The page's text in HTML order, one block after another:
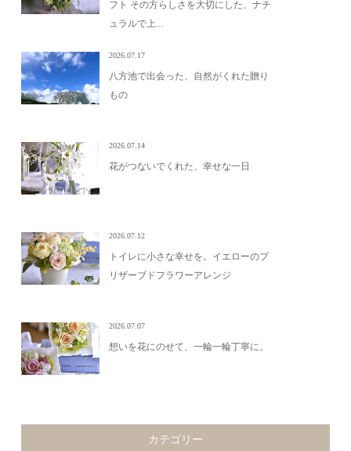
フト その方らしさを大切にした、ナチ
ュラルで上...
2026.07.17
八方池で出会った、自然がくれた贈り
もの
2026.07.14
花がつないでくれた、幸せな一日
2026.07.12
トイレに小さな幸せを。イエローのプ
リザーブドフラワーアレンジ
2026.07.07
想いを花にのせて、一輪一輪丁寧に。
カテゴリー